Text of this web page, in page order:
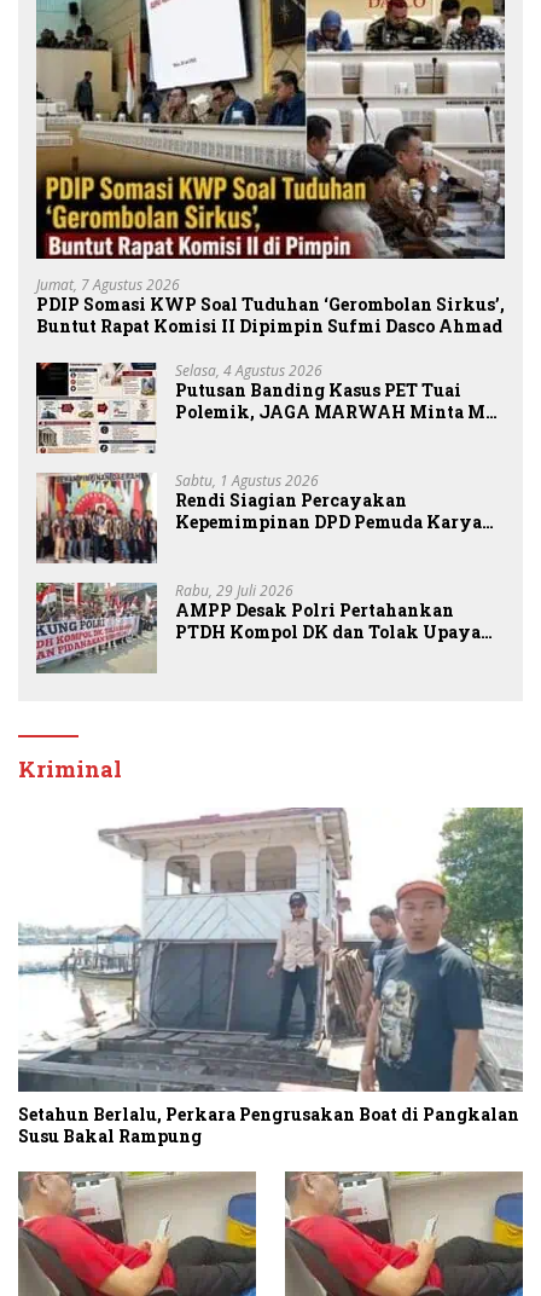
Jumat, 7 Agustus 2026
PDIP Somasi KWP Soal Tuduhan ‘Gerombolan Sirkus’,
Buntut Rapat Komisi II Dipimpin Sufmi Dasco Ahmad
Selasa, 4 Agustus 2026
Putusan Banding Kasus PET Tuai
Polemik, JAGA MARWAH Minta MA
Sabtu, 1 Agustus 2026
Rendi Siagian Percayakan
Kepemimpinan DPD Pemuda Karya
Rabu, 29 Juli 2026
AMPP Desak Polri Pertahankan
PTDH Kompol DK dan Tolak Upaya
Kriminal
Setahun Berlalu, Perkara Pengrusakan Boat di Pangkalan
Susu Bakal Rampung